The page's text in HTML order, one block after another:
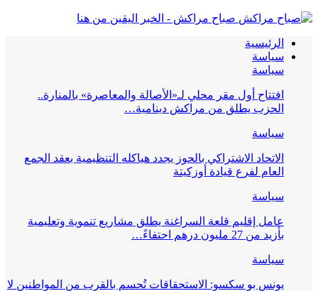
صباح مراكش - الخبر اليقين من هنا
الرئيسية
سياسة
سياسة
افتتاح أول مقر محلي لـ«الأصالة والمعاصرة» بالمنارة..
الحزب يطلق من مراكش دينامية…
سياسة
الاتحاد الاشتراكي بالحوز يجدد هياكله التنظيمية بعقد الجمع
العام لفرع قيادة أوزكيتة
سياسة
عامل إقليم قلعة السراغنة يطلق مشاريع تنموية وتعليمية
بأزيد من 27 مليون درهم احتفاءً…
سياسة
يونس بو سكسو: الاستحقاقات تُحسم بالقرب من المواطنين لا